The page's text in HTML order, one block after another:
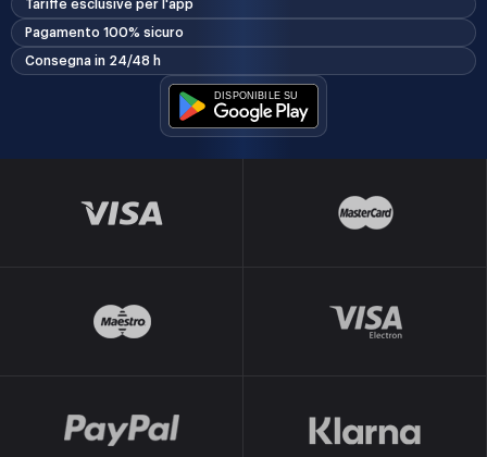
Tariffe esclusive per l'app
Pagamento 100% sicuro
Consegna in 24/48 h